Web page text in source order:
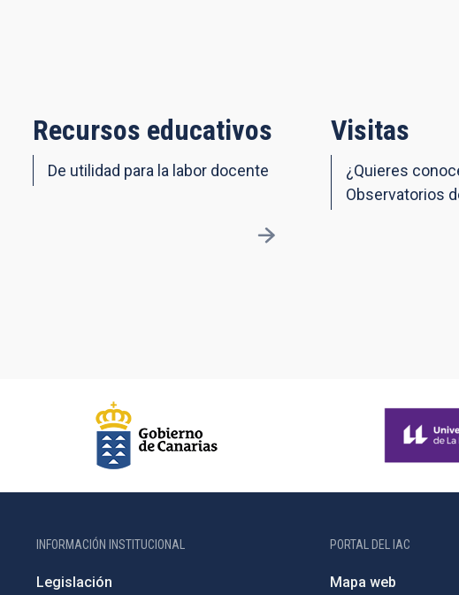
Recursos educativos
De utilidad para la labor docente
Visitas
¿Quieres
Observatorios
INFORMACIÓN INSTITUCIONAL
Legislación
PORTAL DEL IAC
Mapa web